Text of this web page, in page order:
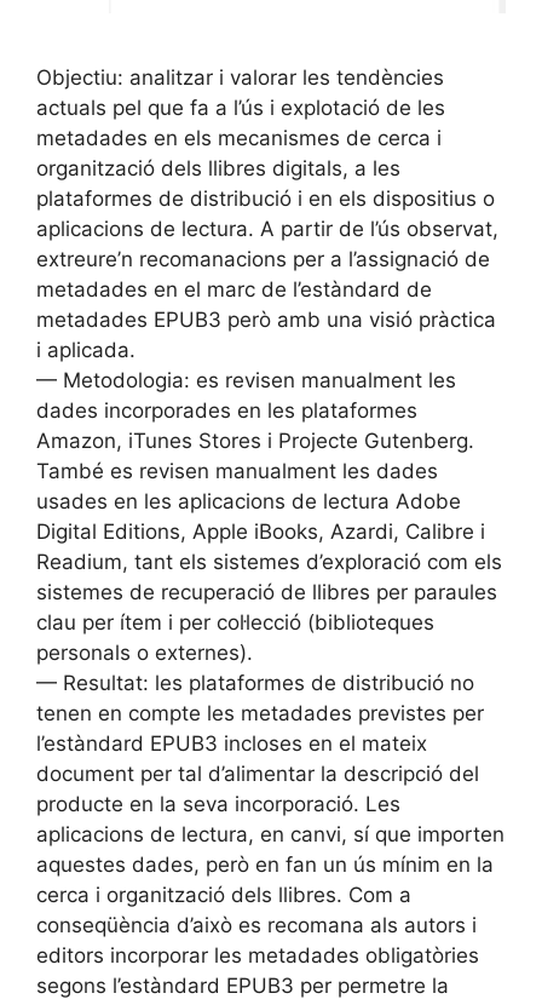
Objectiu: analitzar i valorar les tendències
actuals pel que fa a l’ús i explotació de les
metadades en els mecanismes de cerca i
organització dels llibres digitals, a les
plataformes de distribució i en els dispositius o
aplicacions de lectura. A partir de l’ús observat,
extreure’n recomanacions per a l’assignació de
metadades en el marc de l’estàndard de
metadades EPUB3 però amb una visió pràctica
i aplicada.
— Metodologia: es revisen manualment les
dades incorporades en les plataformes
Amazon, iTunes Stores i Projecte Gutenberg.
També es revisen manualment les dades
usades en les aplicacions de lectura Adobe
Digital Editions, Apple iBooks, Azardi, Calibre i
Readium, tant els sistemes d’exploració com els
sistemes de recuperació de llibres per paraules
clau per ítem i per col·lecció (biblioteques
personals o externes).
— Resultat: les plataformes de distribució no
tenen en compte les metadades previstes per
l’estàndard EPUB3 incloses en el mateix
document per tal d’alimentar la descripció del
producte en la seva incorporació. Les
aplicacions de lectura, en canvi, sí que importen
aquestes dades, però en fan un ús mínim en la
cerca i organització dels llibres. Com a
conseqüència d’això es recomana als autors i
editors incorporar les metadades obligatòries
segons l’estàndard EPUB3 per permetre la